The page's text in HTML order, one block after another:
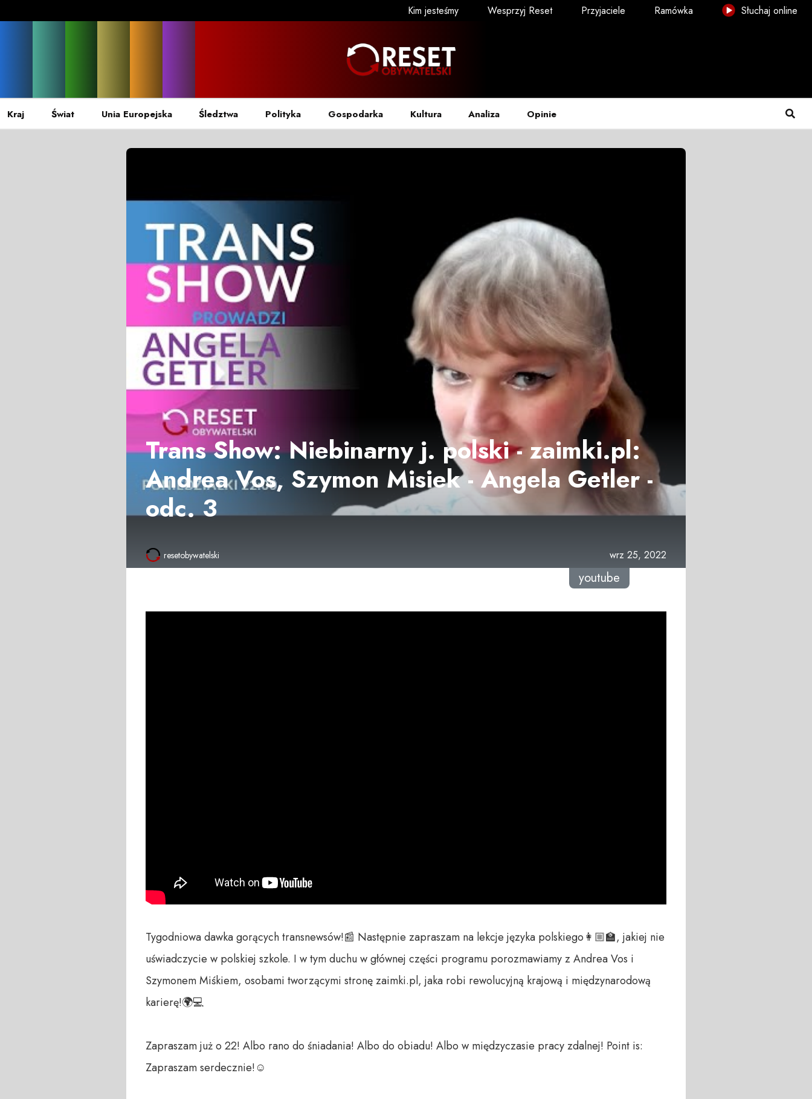
Kim jesteśmy Wesprzyj Reset Przyjaciele Ramówka Słuchaj online
Kraj Świat Unia Europejska Śledztwa Polityka Gospodarka Kultura Analiza Opinie
Trans Show: Niebinarny j. polski - zaimki.pl:
Andrea Vos, Szymon Misiek - Angela Getler -
odc. 3
resetobywatelski wrz 25, 2022
youtube
Tygodniowa dawka gorących transnewsów!📰 Następnie zapraszam na lekcje języka polskiego👩🏼‍🏫, jakiej nie
uświadczycie w polskiej szkole. I w tym duchu w głównej części programu porozmawiamy z Andrea Vos i
Szymonem Miśkiem, osobami tworzącymi stronę zaimki.pl, jaka robi rewolucyjną krajową i międzynarodową
karierę!🌍💻
Zapraszam już o 22! Albo rano do śniadania! Albo do obiadu! Albo w międzyczasie pracy zdalnej! Point is:
Zapraszam serdecznie!☺️